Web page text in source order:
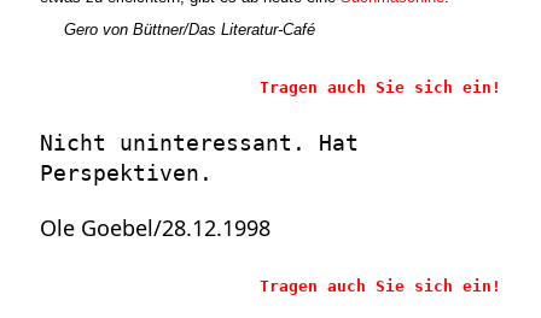
Gero von Büttner/Das Literatur-Café
Tragen auch Sie sich ein!
Nicht uninteressant. Hat
Perspektiven.
Ole Goebel/28.12.1998
Tragen auch Sie sich ein!